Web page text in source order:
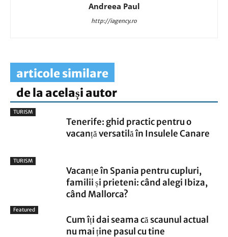
Andreea Paul
http://iagency.ro
articole similare
de la același autor
TURISM
Tenerife: ghid practic pentru o
vacanță versatilă în Insulele Canare
TURISM
Vacanțe în Spania pentru cupluri,
familii și prieteni: când alegi Ibiza,
când Mallorca?
Featured
Cum îți dai seama că scaunul actual
nu mai ține pasul cu tine